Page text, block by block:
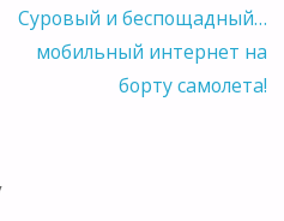
Суровый и беспощадный…
мобильный интернет на
борту самолета!